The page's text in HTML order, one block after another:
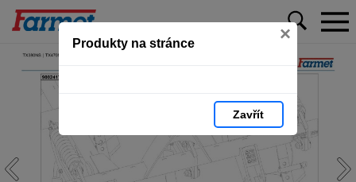
Produkty na stránce ×
Zavřít